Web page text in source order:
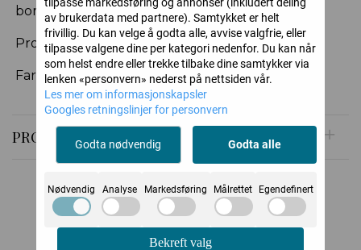
bomullskile
Produksjon: Laget i Italia
Farge: Dark Brown, finnes også i Black
PRODUSENT
Relaterte produkter
av brukerdata med partnere). Samtykket er helt
frivillig. Du kan velge å godta alle, avvise valgfrie, eller
tilpasse valgene dine per kategori nedenfor. Du kan når
som helst endre eller trekke tilbake dine samtykker via
lenken «personvern» nederst på nettsiden vår.
Les mer om informasjonskapsler
Googles retningslinjer for personvern
Godta nødvendig Godta alle
Nødvendig Analyse Markedsføring Målrettet Egendefinert
Bekreft valg